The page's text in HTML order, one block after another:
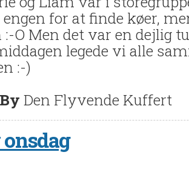
for at finde køer,
O Men det var en dejlig
legede vi alle
:-)
Den Flyvende Kuffert